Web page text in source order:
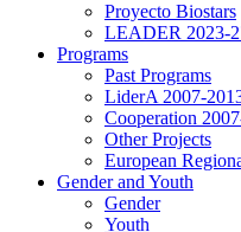
Proyecto Biostars
LEADER 2023-
Programs
Past Programs
LiderA 2007-
Cooperation
Other Projects
European
Gender and Youth
Gender
Youth